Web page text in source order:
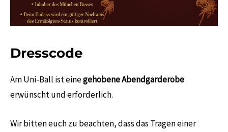
Dresscode
Am Uni-Ball ist einegehobene Abendgarderobe
erwünscht und erforderlich.
Wir bitten euch zu beachten, dass das Tragen einer